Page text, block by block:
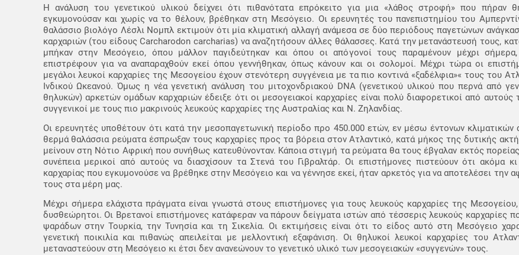
Η ανάλυση του γενετικού υλικού δείχνει ότι πιθανότατα επρόκειτο για μια «λάθος στροφή» που πήραν
εγκυμονούσαν και χωρίς να το θέλουν, βρέθηκαν στη Μεσόγειο. Οι ερευνητές του πανεπιστημίου του
θαλάσσιο βιολόγο Λέσλι Νομπλ εκτιμούν ότι μία κλιματική αλλαγή ανάμεσα σε δύο περιόδους παγετώνων
καρχαριών (του είδους Carcharodon carcharias) να αναζητήσουν άλλες θάλασσες. Κατά την μετανάστευσή τους,
μπήκαν στην Μεσόγειο, όπου μάλλον παγιδεύτηκαν και όπου οι απόγονοί τους παραμένουν μέχρι
επιστρέφουν για να αναπαραχθούν εκεί όπου γεννήθηκαν, όπως κάνουν και οι σολομοί. Μέχρι τώρα οι
μεγάλοι λευκοί καρχαρίες της Μεσογείου έχουν στενότερη συγγένεια με τα πιο κοντινά «ξαδέλφια»« τους του
Ινδικού Ωκεανού. Όμως η νέα γενετική ανάλυση του μιτοχονδριακού DNA (γενετικού υλικού που περνά από
θηλυκών) αρκετών ομάδων καρχαριών έδειξε ότι οι μεσογειακοί καρχαρίες είναι πολύ διαφορετικοί από αυτούς
συγγενικοί με τους πιο μακρινούς λευκούς καρχαρίες της Αυστραλίας και Ν. Ζηλανδίας.
Οι ερευνητές υποθέτουν ότι κατά την μεσοπαγετωνική περίοδο προ 450.000 ετών, εν μέσω έντονων κλιματικών
θερμά θαλάσσια ρεύματα έσπρωξαν τους καρχαρίες προς τα βόρεια στον Ατλαντικό, κατά μήκος της δυτικής
μείνουν στη Νότιο Αφρική που συνήθως κατευθύνονταν. Κάποια στιγμή τα ρεύματα θα τους έβγαλαν εκτός
συνέπεια μερικοί από αυτούς να διασχίσουν τα Στενά του Γιβραλτάρ. Οι επιστήμονες πιστεύουν ότι ακόμα
καρχαρίας που εγκυμονούσε να βρέθηκε στην Μεσόγειο και να γέννησε εκεί, ήταν αρκετός για να αποτελέσει την
τους στα μέρη μας.
Μέχρι σήμερα ελάχιστα πράγματα είναι γνωστά στους επιστήμονες για τους λευκούς καρχαρίες της
δυσθεώρητοι. Οι Βρετανοί επιστήμονες κατάφεραν να πάρουν δείγματα ιστών από τέσσερις λευκούς καρχαρίες
ψαράδων στην Τουρκία, την Τυνησία και τη Σικελία. Οι εκτιμήσεις είναι ότι το είδος αυτό στη Μεσόγειο
γενετική ποικιλία και πιθανώς απειλείται με μελλοντική εξαφάνιση. Οι θηλυκοί λευκοί καρχαρίες του
μεταναστεύουν στη Μεσόγειο κι έτσι δεν ανανεώνουν το γενετικό υλικό των μεσογειακών «συγγενών» τους.